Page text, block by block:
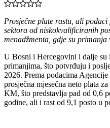
Prosječne plate rastu, ali
sektora od niskokvalificiranih
menadžmenta, gdje su primanja
U Bosni i Hercegovini i dalje su
primanjima, što potvrđuju i
2026. Prema podacima
prosječna mjesečna neto plata
KM, što predstavlja pad od 0,6
godine, ali i rast od 9,1 posto u